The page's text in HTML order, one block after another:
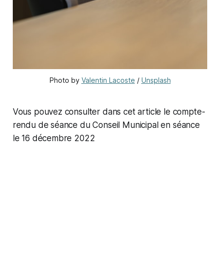
Photo by Valentin Lacoste / Unsplash
Vous pouvez consulter dans cet article le compte-
rendu de séance du Conseil Municipal en séance
le 16 décembre 2022